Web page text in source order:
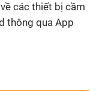
các thiết bị cầm
thông qua App